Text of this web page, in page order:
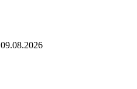
09.08.2026